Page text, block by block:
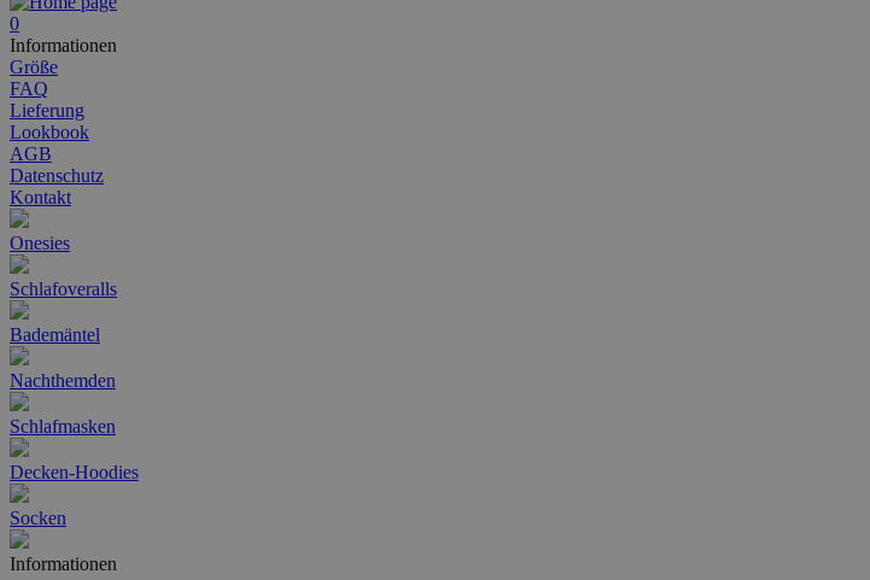
0
Informationen
Größe
FAQ
Lieferung
Lookbook
AGB
Datenschutz
Kontakt
Onesies
Schlafoveralls
Bademäntel
Nachthemden
Schlafmasken
Decken-Hoodies
Socken
Informationen